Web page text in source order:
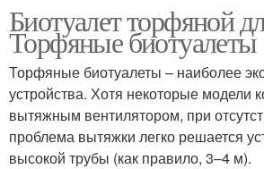
Биотуалет торфяной
Торфяные биотуалеты
Торфяные биотуалеты – наиболее
устройства. Хотя некоторые модели
вытяжным вентилятором, при
проблема вытяжки легко решается
высокой трубы (как правило, 3–4 м).